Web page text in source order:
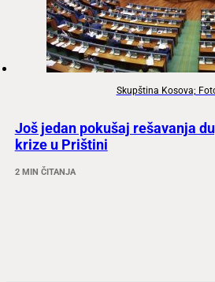
Skupština Kosova;
Još jedan pokušaj rešavanja
krize u Prištini
2 MIN ČITANJA